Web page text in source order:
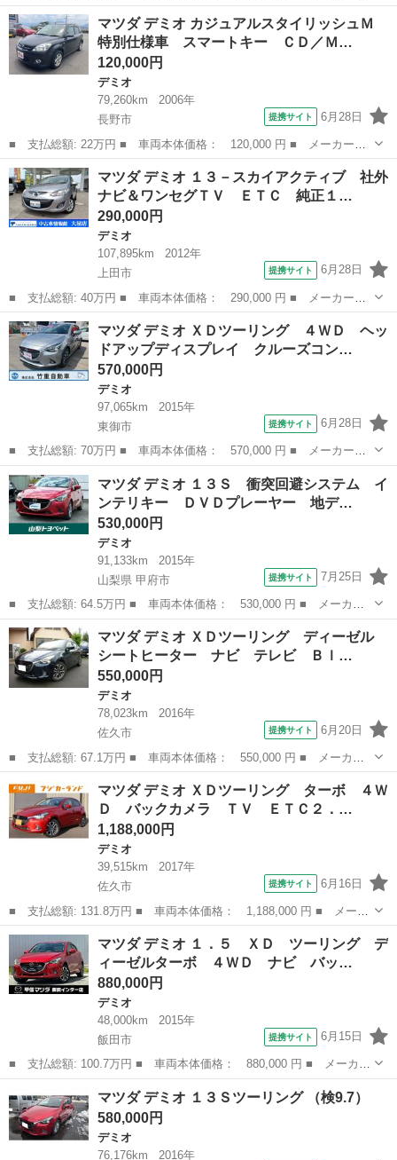
名： マツダ ■ 車種名： デミオ ■ グレード名： ＸＤ 車検整
備２年付き ＵＳＢ接続 盗難防止システム ＡＢＳ ターボ オー
トエアコン 横滑...
新潟 長岡市 デミオ
マツダ デミオ カジュアルスタイリッシュＭ
特別仕様車 スマートキー ＣＤ／Ｍ…
120,000円
デミオ
79,260km
2006年
長野市
提携サイト 6月28日
■ 支払総額: 22万円 ■ 車両本体価格： 120,000 円 ■ メーカー
名： マツダ ■ 車種名： デミオ ■ グレード名： カジュアルス
タイリッシュＭ 特別仕様車 スマートキー ＣＤ／ＭＤ ■ 排気
量： 1300c...
長野 長野市 デミオ
マツダ デミオ １３－スカイアクティブ 社外
ナビ＆ワンセグＴＶ ＥＴＣ 純正１…
290,000円
デミオ
107,895km
2012年
上田市
提携サイト 6月28日
■ 支払総額: 40万円 ■ 車両本体価格： 290,000 円 ■ メーカー
名： マツダ ■ 車種名： デミオ ■ グレード名： １３－スカイ
アクティブ 社外ナビ＆ワンセグＴＶ ＥＴＣ 純正１４インチアル
ミ アイストップ...
長野 上田市 デミオ
マツダ デミオ ＸＤツーリング ４ＷＤ ヘッ
ドアップディスプレイ クルーズコン…
570,000円
デミオ
97,065km
2015年
東御市
提携サイト 6月28日
■ 支払総額: 70万円 ■ 車両本体価格： 570,000 円 ■ メーカー
名： マツダ ■ 車種名： デミオ ■ グレード名： ＸＤツーリン
グ ４ＷＤ ヘッドアップディスプレイ クルーズコントロール ナ
ビ フルセグＴＶ...
長野 東御市 デミオ
マツダ デミオ １３Ｓ 衝突回避システム イ
ンテリキー ＤＶＤプレーヤー 地デ…
530,000円
デミオ
91,133km
2015年
山梨県 甲府市
提携サイト 7月25日
■ 支払総額: 64.5万円 ■ 車両本体価格： 530,000 円 ■ メーカー
名： マツダ ■ 車種名： デミオ ■ グレード名： １３Ｓ 衝突
回避システム インテリキー ＤＶＤプレーヤー 地デジチューナ
ー イモビライ...
山梨 甲府市 デミオ
マツダ デミオ ＸＤツーリング ディーゼル
シートヒーター ナビ テレビ Ｂｌ…
550,000円
デミオ
78,023km
2016年
佐久市
提携サイト 6月20日
■ 支払総額: 67.1万円 ■ 車両本体価格： 550,000 円 ■ メーカー
名： マツダ ■ 車種名： デミオ ■ グレード名： ＸＤツーリン
グ ディーゼル シートヒーター ナビ テレビ Ｂｌｕｅｔｏｏｔ
ｈ バックカ...
長野 デミオ
マツダ デミオ ＸＤツーリング ターボ ４Ｗ
Ｄ バックカメラ ＴＶ ＥＴＣ２．…
1,188,000円
デミオ
39,515km
2017年
佐久市
提携サイト 6月16日
■ 支払総額: 131.8万円 ■ 車両本体価格： 1,188,000 円 ■ メーカ
ー名： マツダ ■ 車種名： デミオ ■ グレード名： ＸＤツーリ
ング ターボ ４ＷＤ バックカメラ ＴＶ ＥＴＣ２．０ オート
クルーズ...
長野 佐久市 デミオ
マツダ デミオ １．５ ＸＤ ツーリング デ
ィーゼルターボ ４ＷＤ ナビ バッ…
880,000円
デミオ
48,000km
2015年
飯田市
提携サイト 6月15日
■ 支払総額: 100.7万円 ■ 車両本体価格： 880,000 円 ■ メーカー
名： マツダ ■ 車種名： デミオ ■ グレード名： １．５ Ｘ
Ｄ ツーリング ディーゼルターボ ４ＷＤ ナビ バックモニタ
ー クルコン ...
デミオ
マツダ デミオ １３Ｓツーリング （検9.7）
580,000円
デミオ
76,176km
2016年